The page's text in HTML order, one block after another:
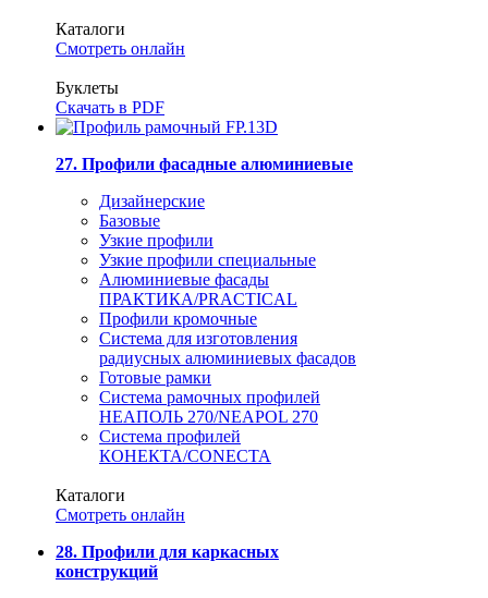
Каталоги
Смотреть онлайн
Буклеты
Скачать в PDF
27. Профили фасадные алюминиевые
Дизайнерские
Базовые
Узкие профили
Узкие профили специальные
Алюминиевые фасады
ПРАКТИКА/PRACTICAL
Профили кромочные
Система для изготовления
радиусных алюминиевых фасадов
Готовые рамки
Система рамочных профилей
НЕАПОЛЬ 270/NEAPOL 270
Система профилей
КОНЕКТА/CONECTA
Каталоги
Смотреть онлайн
28. Профили для каркасных
конструкций